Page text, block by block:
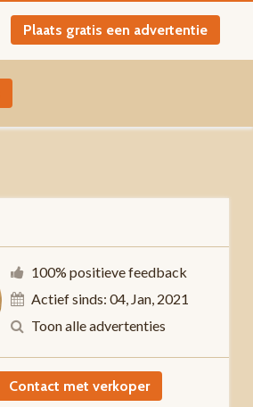
Plaats gratis een advertentie
100% positieve feedback
Actief sinds: 04, Jan, 2021
Toon alle advertenties
Contact met verkoper